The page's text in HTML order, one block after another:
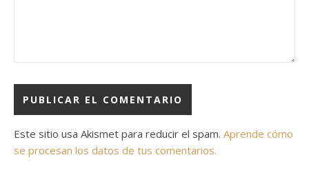
Este sitio usa Akismet para reducir el spam. Aprende cómo
se procesan los datos de tus comentarios.